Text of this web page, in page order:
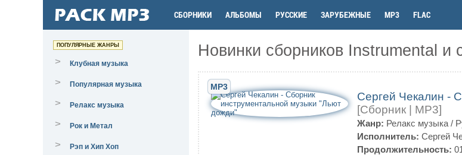
СБОРНИКИ АЛЬБОМЫ РУССКИЕ ЗАРУБЕЖНЫЕ MP3 FLAC
Новинки сборников Instrumental
MP3
Сергей Чекалин -
[Сборник | MP3]
Жанр: Релакс музыка /
Исполнитель: Сергей
Продолжительность:
ПОПУЛЯРНЫЕ ЖАНРЫ
> Клубная музыка
> Популярная музыка
> Релакс музыка
> Рок и Метал
> Рэп и Хип Хоп